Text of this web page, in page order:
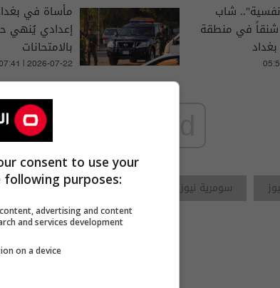
شاب
شنقاً في منطقة
مأساة في
إعدادي يُنهي
بالامتحانات
| 2026-07-22
سومرية نيوز السومرية بغداد
consent to use your
purposes:
advertising and content
and services development
on a device